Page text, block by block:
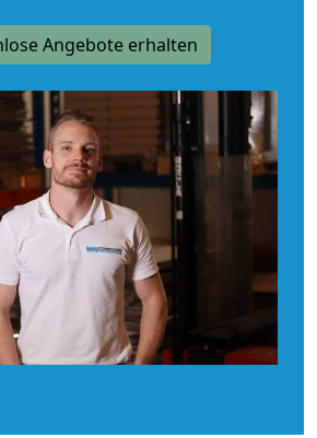
Angebote erhalten